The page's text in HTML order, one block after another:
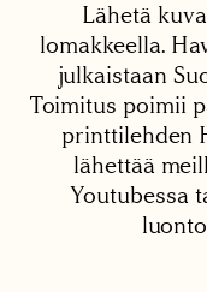
Lähetä
lomakkeella.
julkaistaan
Toimitus poimii
printtilehden
lähettää
Youtubessa